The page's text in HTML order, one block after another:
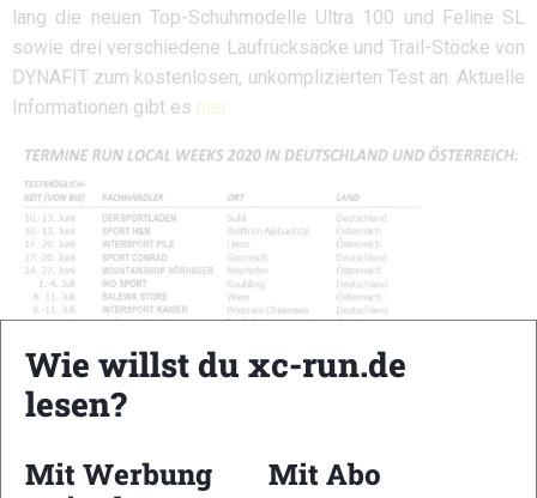
lang die neuen Top-Schuhmodelle Ultra 100 und Feline SL
sowie drei verschiedene Laufrücksäcke und Trail-Stöcke von
DYNAFIT zum kostenlosen, unkomplizierten Test an. Aktuelle
Informationen gibt es hier.
TRAIL2GETHER
Fans in zehn Regionen zum gemeinsamen Laufen auf
Wie willst du xc-run.de
lesen?
Mit Werbung
Mit Abo